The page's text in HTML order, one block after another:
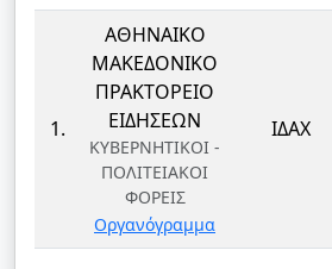
1.
ΑΘΗΝΑΙΚΟ
ΜΑΚΕΔΟΝΙΚΟ
ΠΡΑΚΤΟΡΕΙΟ
ΕΙΔΗΣΕΩΝ
ΚΥΒΕΡΝΗΤΙΚΟΙ -
ΠΟΛΙΤΕΙΑΚΟΙ
ΦΟΡΕΙΣ
Οργανόγραμμα
ΙΔΑΧ